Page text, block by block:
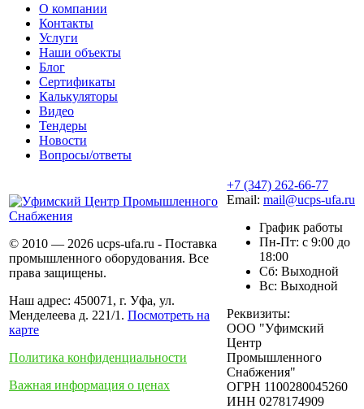
О компании
Контакты
Услуги
Наши объекты
Блог
Сертификаты
Калькуляторы
Видео
Тендеры
Новости
Вопросы/ответы
© 2010 — 2026 ucps-ufa.ru - Поставка
промышленного оборудования. Все
права защищены.
Наш адрес: 450071, г. Уфа, ул.
Менделеева д. 221/1. Посмотреть на
карте
Политика конфиденциальности
Важная информация о ценах
+7 (347) 262-66-77
Email: mail@ucps-ufa.ru
График работы
Пн-Пт: с 9:00 до
18:00
Сб: Выходной
Вс: Выходной
Реквизиты:
ООО "Уфимский
Центр
Промышленного
Снабжения"
ОГРН 1100280045260
ИНН 0278174909